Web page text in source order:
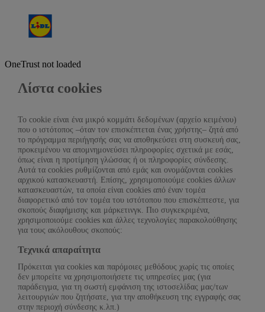
OneTrust not loaded
Λίστα cookies
Το cookie είναι ένα μικρό κομμάτι δεδομένων (αρχείο κειμένου)
που ο ιστότοπος –όταν τον επισκέπτεται ένας χρήστης– ζητά από
το πρόγραμμα περιήγησής σας να αποθηκεύσει στη συσκευή σας,
προκειμένου να απομνημονεύσει πληροφορίες σχετικά με εσάς,
όπως είναι η προτίμηση γλώσσας ή οι πληροφορίες σύνδεσης.
Αυτά τα cookies ρυθμίζονται από εμάς και ονομάζονται cookies
αρχικού κατασκευαστή. Επίσης, χρησιμοποιούμε cookies άλλων
κατασκευαστών, τα οποία είναι cookies από έναν τομέα
διαφορετικό από τον τομέα του ιστότοπου που επισκέπτεστε, για
σκοπούς διαφήμισης και μάρκετινγκ. Πιο συγκεκριμένα,
χρησιμοποιούμε cookies και άλλες τεχνολογίες παρακολούθησης
για τους ακόλουθους σκοπούς:
Τεχνικά απαραίτητα
Πρόκειται για cookies και παρόμοιες μεθόδους χωρίς τις οποίες
δεν μπορείτε να χρησιμοποιήσετε τις υπηρεσίες μας (για
παράδειγμα, για τη σωστή εμφάνιση της ιστοσελίδας μας/των
λειτουργιών που ζητήσατε, για την αποθήκευση της εγγραφής σας
στην περιοχή σύνδεσης κ.λπ.)